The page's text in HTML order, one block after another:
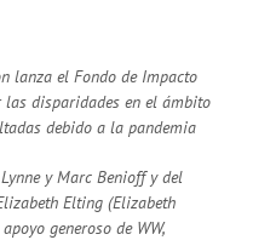
lanza el Fondo de Impacto
las disparidades en el ámbito
debido a la pandemia
y Marc Benioff y del
Elting (Elizabeth
generoso de WW,